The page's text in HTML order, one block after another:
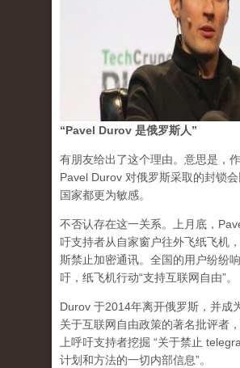
“Pavel Durov 是俄罗斯人”
有朋友给出了这个理由。意思是，
Pavel Durov 对俄罗斯采取的封锁
国家都更为敏感。
不否认存在这一关系。上月底，
吁支持者从自家窗户往外飞纸飞机
斯禁止加密通讯。全国的用户纷纷
吁，纸飞机行动“支持互联网自由”。
Durov 于2014年离开俄罗斯，并成
关于互联网自由政策的著名批评者
上呼吁支持者挖掘 “关于禁止
计划和方法的一切内部信息”。